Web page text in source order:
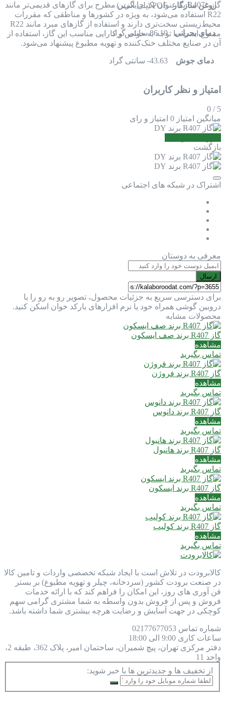
گاز R407c به عنوان یک جایگزین مطرح برای گازهای قدیمی‌تر مانند
R22 استفاده می‌شود، به ویژه در کشورها و مناطقی که مقررات
محیط‌زیستی سخت‌تری دارند و استفاده از گازهای مبرد مانند R22
ممنوع است. با توجه به خواص و کارایی مناسب این گاز، استفاده از
آن در صنایع مختلف خنک‌کننده و تهویه مطبوع پیشنهاد می‌شود.
روغن سازگار POE (پلی استر)
دمای بحرانی 86.19 سانتی گراد
دمای جوش 43.63- سانتی گراد
امتیاز و نظر کاربران
5
/
0
میانگین امتیاز 0 امتیاز و رای
بازگشت
اشتراک در شبکه های اجتماعی
معرفی به دوستان
ارسال
برای دسترسی سریع به جزئیات محصول، تصویر رو به رو را با
دروبین گوشی همراه خود یا نرم افزارهای بارکد خوان اسکن کنید.
محصولات مشابه
گاز R407 برند صف ایسکون
مشاهده
تماس بگیرید
گاز R407 برند فروژن
مشاهده
تماس بگیرید
گاز R407 برند دانوس
مشاهده
تماس بگیرید
گاز R407 برند هانیول
مشاهده
تماس بگیرید
گاز R407 برند ایسکون
مشاهده
تماس بگیرید
گاز R407 برند کولیب
مشاهده
تماس بگیرید
کالابرودت در تلاش است با ایجاد شبکه تخصصی واردات و تامین کالا
در صنعت برودت کشور (سردخانه، چیلر و تهویه مطبوع) بر بستر
فن آوری های روز، این امکان را فراهم کند که با ارائه خدمات
فروش و پس از فروش بدون واسطه به شما مشتری گرامی سهم
کوچکی در جهت آسایش و رضایت هرچه بیشتری شما داشته باشد.
شماره تماس 021 77677053
ساعات کاری 9:00 الی 18:00
دفتر مرکزی
تهران، پیچ شمیران، ساختمان امیر، پلاک 362، طبقه 2،
واحد 11
از تخفیف ها و جدیدترین ها با خبر شوید: